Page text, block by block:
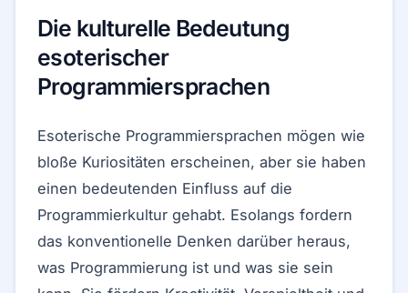
Die kulturelle Bedeutung
esoterischer
Programmiersprachen
Esoterische Programmiersprachen mögen wie
bloße Kuriositäten erscheinen, aber sie haben
einen bedeutenden Einfluss auf die
Programmierkultur gehabt. Esolangs fordern
das konventionelle Denken darüber heraus,
was Programmierung ist und was sie sein